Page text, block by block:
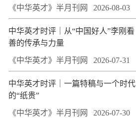
《中华英才》半月刊网 2026-08-03
中华英才时评｜从“中国好人”李刚看
善的传承与力量
《中华英才》半月刊网 2026-07-31
中华英才时评｜一篇特稿与一个时代
的“纸贵”
《中华英才》半月刊网 2026-07-30